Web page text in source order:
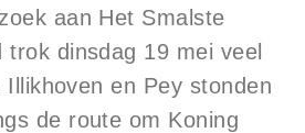
aan Het Smalste
trok dinsdag 19 mei veel
Illikhoven en Pey stonden
de route om Koning